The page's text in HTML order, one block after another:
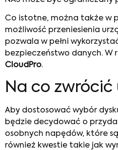
Co istotne, można także w
możliwość przeniesienia
pozwala w pełni
bezpieczeństwo danych. W
CloudPro.
Na co
Aby dostosować wybór
będzie decydować o
osobnych napędów, które
również kwestie takie jak